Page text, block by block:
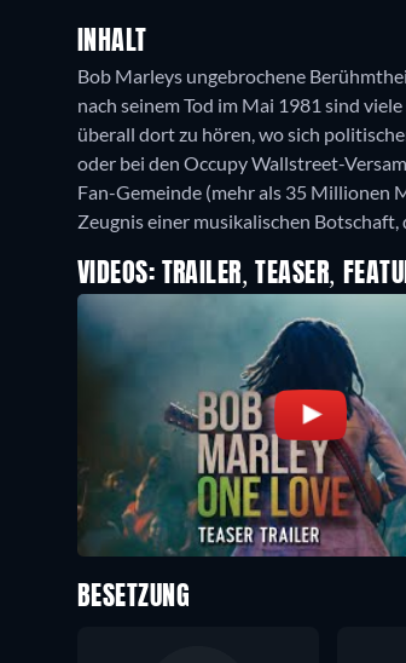
INHALT
Bob Marleys ungebrochene
nach seinem Tod im Mai 1981 sind
überall dort zu hören, wo sich
oder bei den Occupy Wallstreet-
Fan-Gemeinde (mehr als 35 Millionen
Zeugnis einer musikalischen
VIDEOS: TRAILER, TEASER,
BESETZUNG